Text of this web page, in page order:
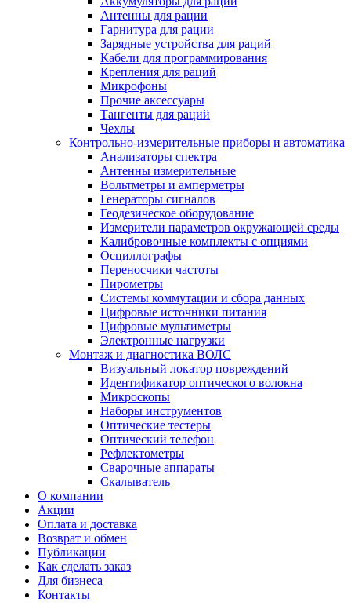
Антенны для рации
Гарнитура для рации
Зарядные устройства для раций
Кабели для программирования
Крепления для раций
Микрофоны
Прочие аксессуары
Тангенты для раций
Чехлы
Контрольно-измерительные приборы и автоматика
Анализаторы спектра
Антенны измерительные
Вольтметры и амперметры
Генераторы сигналов
Геодезическое оборудование
Измерители параметров окружающей среды
Калибровочные комплекты с опциями
Осциллографы
Переносчики частоты
Пирометры
Системы коммутации и сбора данных
Цифровые источники питания
Цифровые мультиметры
Электронные нагрузки
Монтаж и диагностика ВОЛС
Визуальный локатор повреждений
Идентификатор оптического волокна
Микроскопы
Наборы инструментов
Оптические тестеры
Оптический телефон
Рефлектометры
Сварочные аппараты
Скалыватель
О компании
Акции
Оплата и доставка
Возврат и обмен
Публикации
Как сделать заказ
Для бизнеса
Контакты